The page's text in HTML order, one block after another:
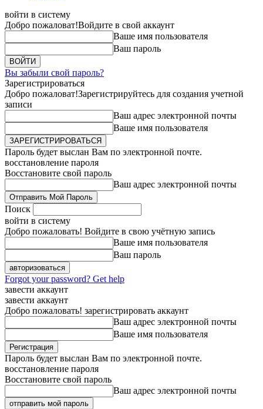
войти в систему
Добро пожаловат!Войдите в свой аккаунт
Ваше имя пользователя
Ваш пароль
Вы забыли свой пароль?
Зарегистрироваться
Добро пожаловат!Зарегистрируйтесь для создания учетной
записи
Ваш адрес электронной почты
Ваше имя пользователя
Пароль будет выслан Вам по электронной почте.
восстановление пароля
Восстановите свой пароль
Ваш адрес электронной почты
Поиск
войти в систему
Добро пожаловать! Войдите в свою учётную запись
Ваше имя пользователя
Ваш пароль
Forgot your password? Get help
завести аккаунт
завести аккаунт
Добро пожаловать! зарегистрировать аккаунт
Ваш адрес электронной почты
Ваше имя пользователя
Пароль будет выслан Вам по электронной почте.
восстановление пароля
Восстановите свой пароль
Ваш адрес электронной почты